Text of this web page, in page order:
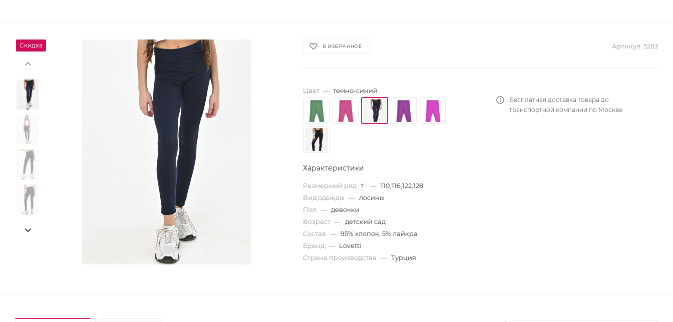
Скидка В ИЗБРАННОЕ Артикул: 5263
Цвет — темно-синий
Характеристики
Размерный ряд ? — 110,116,122,128
Вид одежды — лосины
Пол — девочки
Возраст — детский сад
Состав — 95% хлопок, 5% лайкра
Бренд — Lovetti
Страна производства — Турция
Бесплатная доставка товара до
транспортной компании по Москве